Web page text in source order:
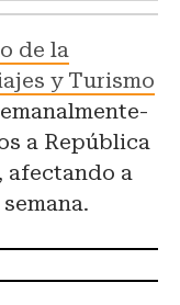
de la
y Turismo
a República
afectando a